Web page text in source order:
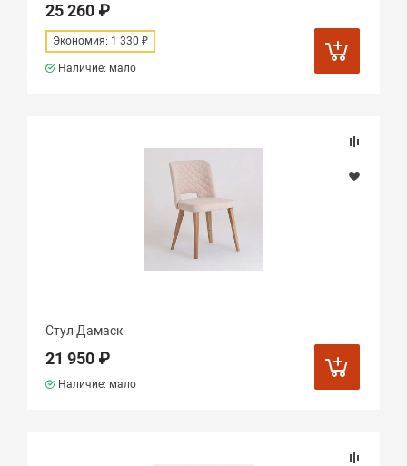
25 260 ₽
Экономия: 1 330 ₽
Наличие: мало
Стул Дамаск
21 950 ₽
Наличие: мало